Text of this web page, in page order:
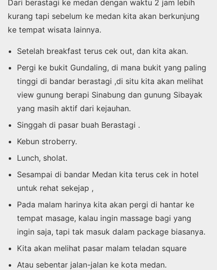
Dari berastagi ke medan dengan waktu 2 jam lebih
kurang tapi sebelum ke medan kita akan berkunjung
ke tempat wisata lainnya.
Setelah breakfast terus cek out, dan kita akan.
Pergi ke bukit Gundaling, di mana bukit yang paling
tinggi di bandar berastagi ,di situ kita akan melihat
view gunung berapi Sinabung dan gunung Sibayak
yang masih aktif dari kejauhan.
Singgah di pasar buah Berastagi .
Kebun stroberry.
Lunch, sholat.
Sesampai di bandar Medan kita terus cek in hotel
untuk rehat sekejap ,
Pada malam harinya kita akan pergi di hantar ke
tempat masage, kalau ingin massage bagi yang
ingin saja, tapi tak masuk dalam package biasanya.
Kita akan melihat pasar malam teladan square
Atau sebentar jalan-jalan ke kota medan.